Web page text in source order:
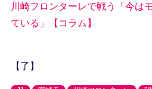
川崎フロンターレで戦う「今は
ている」【コラム】
【了】